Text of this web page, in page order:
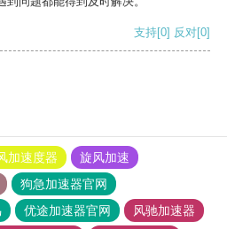
支持[0] 反对[0]
加速度器
旋风加速
狗急加速器官网
优途加速器官网
风驰加速器